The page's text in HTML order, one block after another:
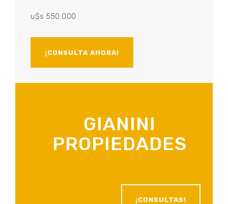
u$s 550.000
¡CONSULTA AHORA!
GIANINI
PROPIEDADES
¡CONSULTAS!